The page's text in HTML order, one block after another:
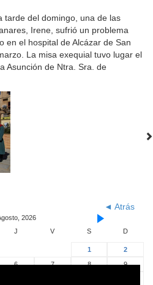
tarde del domingo, una de las
Irene, sufrió un problema
en el hospital de Alcázar de San
La misa exequial tuvo lugar el
Asunción de Ntra. Sra. de
◄ Atrás
2026
J V S D
1
2
6 7 8
9